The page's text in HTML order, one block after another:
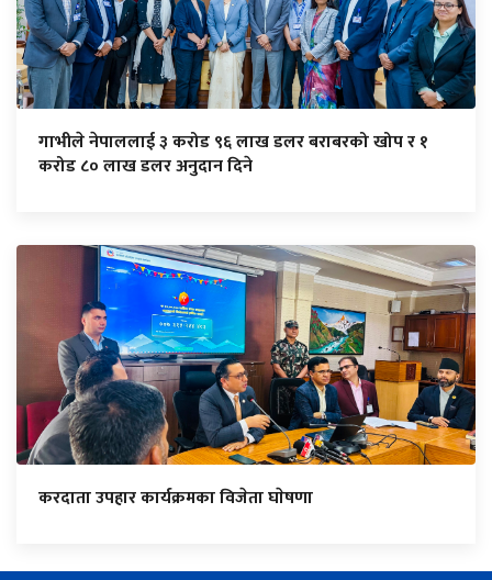
गाभीले नेपाललाई ३ करोड ९६ लाख डलर बराबरको खोप र १
करोड ८० लाख डलर अनुदान दिने
करदाता उपहार कार्यक्रमका विजेता घाेषणा